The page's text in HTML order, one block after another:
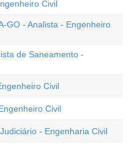
Civil
GO - Analista - Engenheiro
de Saneamento -
Civil
Civil
- Engenharia Civil